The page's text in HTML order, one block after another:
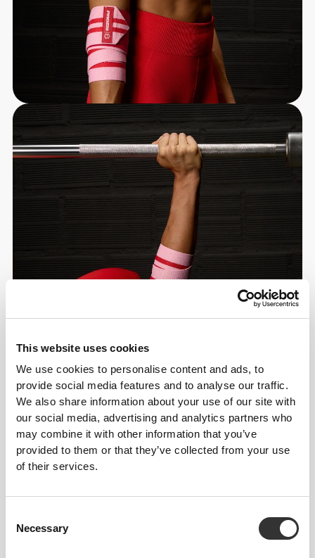
This website uses cookies
We use cookies to personalise content and ads, to
provide social media features and to analyse our traffic.
We also share information about your use of our site with
our social media, advertising and analytics partners who
may combine it with other information that you’ve
provided to them or that they’ve collected from your use
of their services.
Selection
Necessary
Πληροφορίες και Φροντίδα
5